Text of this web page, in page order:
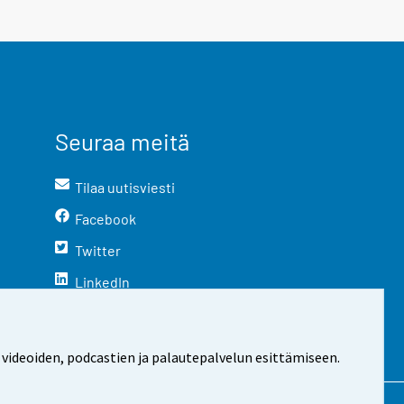
podcastien ja palautepalvelun esittämiseen.
Seuraa meitä
Tilaa uutisviesti
Facebook
Twitter
LinkedIn